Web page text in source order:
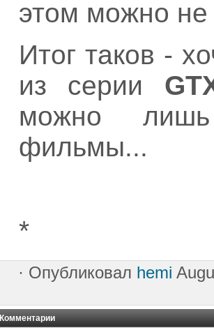
этом можно не
Итог таков -
из серии
можно
фильмы...
*
· Опубликовал hemi
Комментарии